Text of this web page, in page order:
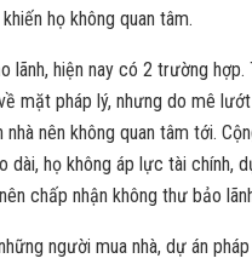
họ không quan tâm.
lãnh, hiện nay có 2 trường hợp.
mặt pháp lý, nhưng do mê
nhà nên không quan tâm tới.
dài, họ không áp lực tài chính,
chấp nhận không thư bảo
người mua nhà, dự án